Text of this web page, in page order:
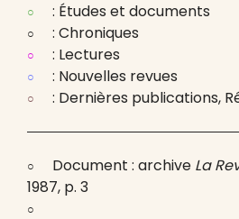
: Études et documents
: Chroniques
: Lectures
: Nouvelles revues
: Dernières publications,
Document : archive La
1987, p. 3